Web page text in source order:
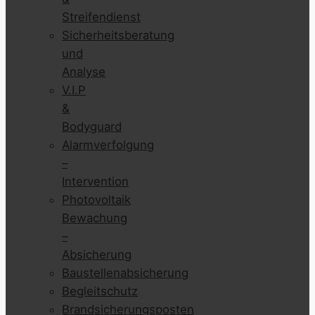
Streifendienst
Sicherheitsberatung
und
Analyse
V.I.P
&
Bodyguard
Alarmverfolgung
–
Intervention
Photovoltaik
Bewachung
–
Absicherung
Baustellenabsicherung
Begleitschutz
Brandsicherungsposten